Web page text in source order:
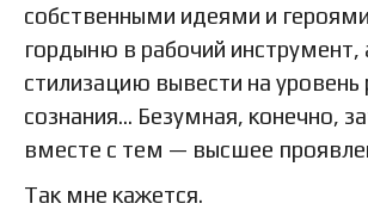
собственными идеями и
гордыню в рабочий инструмент,
стилизацию вывести на
сознания… Безумная, конечно,
вместе с тем — высшее
Так мне кажется.